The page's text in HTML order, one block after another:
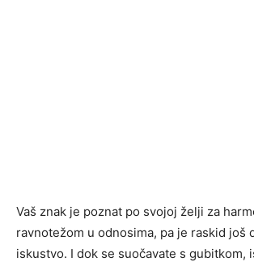
Vaš znak je poznat po svojoj želji za
ravnotežom u odnosima, pa je raskid još
iskustvo. I dok se suočavate s gubitkom,